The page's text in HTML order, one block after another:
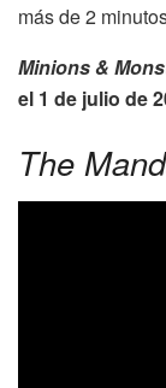
más de 2
Minions &
el 1 de julio de
The